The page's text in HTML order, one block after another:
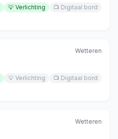
💡 Verlichting 📺 Digitaal bord
Wetteren
💡 Verlichting 📺 Digitaal bord
Wetteren